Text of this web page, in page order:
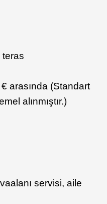
teras
arasında (Standart
alınmıştır.)
servisi, aile